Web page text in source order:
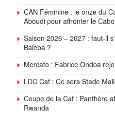
CAN Féminine : le onze du
Aboudi pour affronter le
Saison 2026 – 2027 : faut-il
Baleba ?
Mercato : Fabrice Ondoa
LDC Caf : Ce sera Stade
Coupe de la Caf : Panthère
Rwanda